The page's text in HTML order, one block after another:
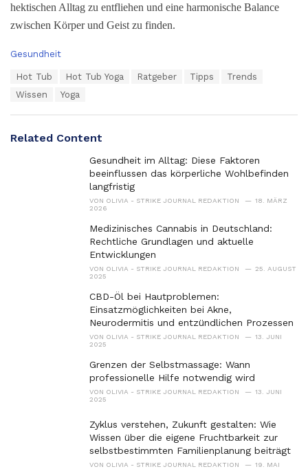
hektischen Alltag zu entfliehen und eine harmonische Balance
zwischen Körper und Geist zu finden.
C
i
Gesundheit
Hot Tub Hot Tub Yoga Ratgeber Tipps
Trends
Wissen
Yoga
Related Content
Gesundheit im Alltag: Diese Faktoren
beeinflussen das körperliche Wohlbefinden
langfristig
VON OLIVIA - STRIKE JOURNAL REDAKTION
18. MÄRZ
2026
Medizinisches Cannabis in Deutschland:
Rechtliche Grundlagen und aktuelle
Entwicklungen
VON OLIVIA - STRIKE JOURNAL REDAKTION
25. AUGUST
2025
CBD-Öl bei Hautproblemen:
Einsatzmöglichkeiten bei Akne,
Neurodermitis und entzündlichen Prozessen
VON OLIVIA - STRIKE JOURNAL REDAKTION
13. JUNI
2025
Grenzen der Selbstmassage: Wann
professionelle Hilfe notwendig wird
VON OLIVIA - STRIKE JOURNAL REDAKTION
13. JUNI
2025
Zyklus verstehen, Zukunft gestalten: Wie
Wissen über die eigene Fruchtbarkeit zur
selbstbestimmten Familienplanung beiträgt
VON OLIVIA - STRIKE JOURNAL REDAKTION
19. MAI